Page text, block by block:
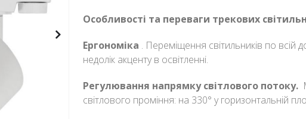
Особливості та переваги трекових
Ергономіка . Переміщення світильників по
недолік акценту в освітленні.
Регулювання напрямку світлового потоку.
світлового проміння: на 330° у горизонтальній